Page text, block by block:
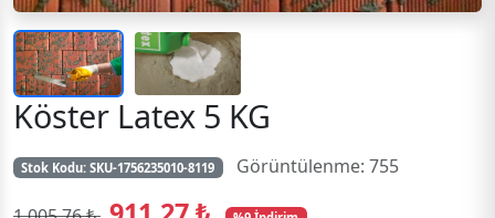
Köster Latex 5 KG
Stok Kodu: SKU-1756235010-8119 Görüntülenme: 755